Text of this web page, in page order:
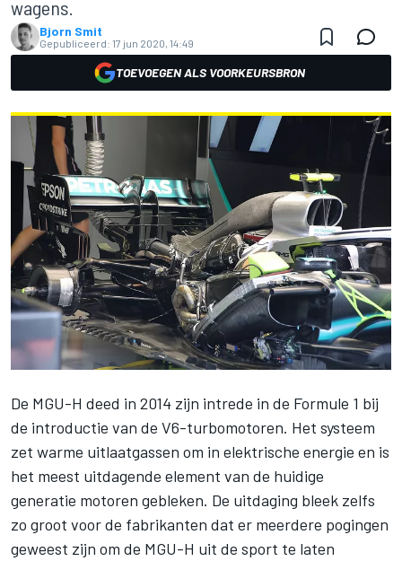
wagens.
Bjorn Smit
Gepubliceerd: 17 jun 2020, 14:49
TOEVOEGEN ALS VOORKEURSBRON
De MGU-H deed in 2014 zijn intrede in de Formule 1 bij
de introductie van de V6-turbomotoren. Het systeem
zet warme uitlaatgassen om in elektrische energie en is
het meest uitdagende element van de huidige
generatie motoren gebleken. De uitdaging bleek zelfs
zo groot voor de fabrikanten dat er meerdere pogingen
geweest zijn om de MGU-H uit de sport te laten